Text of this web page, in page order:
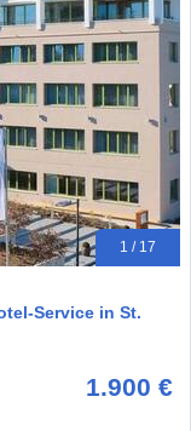
1 / 17
Service in St.
1.900 €